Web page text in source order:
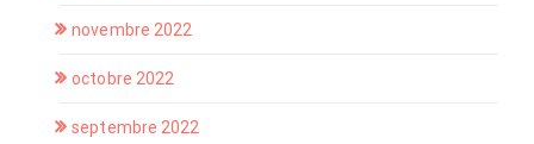
novembre 2022
octobre 2022
septembre 2022